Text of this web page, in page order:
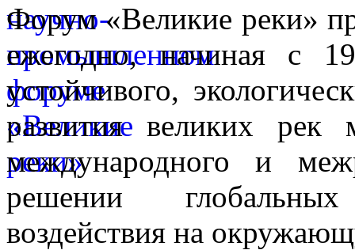
Форум «Великие реки»
ежегодно, начиная с
устойчивого,
развития великих
международного и
решении
воздействия на